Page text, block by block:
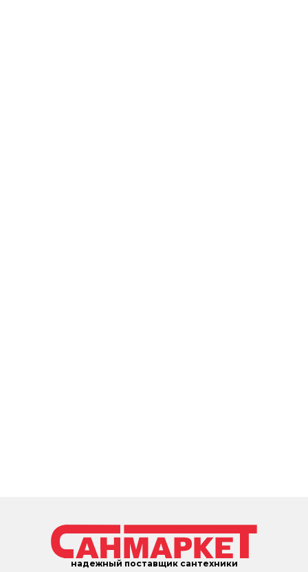
надежный поставщик сантехники